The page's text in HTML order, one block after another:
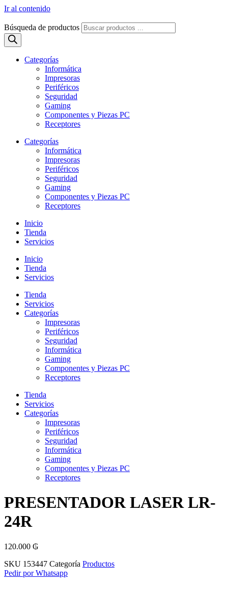
Ir al contenido
Búsqueda de productos
Categorías
Informática
Impresoras
Periféricos
Seguridad
Gaming
Componentes y Piezas PC
Receptores
Categorías
Informática
Impresoras
Periféricos
Seguridad
Gaming
Componentes y Piezas PC
Receptores
Inicio
Tienda
Servicios
Inicio
Tienda
Servicios
Tienda
Servicios
Categorías
Impresoras
Periféricos
Seguridad
Informática
Gaming
Componentes y Piezas PC
Receptores
Tienda
Servicios
Categorías
Impresoras
Periféricos
Seguridad
Informática
Gaming
Componentes y Piezas PC
Receptores
PRESENTADOR LASER LR-
24R
120.000 ₲
SKU 153447 Categoría Productos
Pedir por Whatsapp